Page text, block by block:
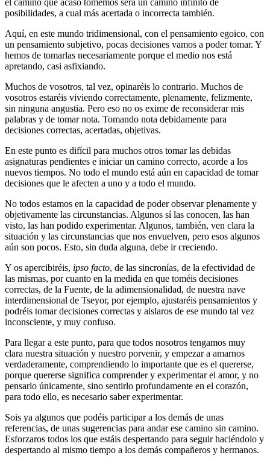
posibilidades, a cual más acertada o incorrecta también.
Aquí, en este mundo tridimensional, con el pensamiento egoico, con
un pensamiento subjetivo, pocas decisiones vamos a poder tomar. Y
hemos de tomarlas necesariamente porque el medio nos está
apretando, casi asfixiando.
Muchos de vosotros, tal vez, opinaréis lo contrario. Muchos de
vosotros estaréis viviendo correctamente, plenamente, felizmente,
sin ninguna angustia. Pero eso no os exime de reconsiderar mis
palabras y de tomar nota. Tomando nota debidamente para
decisiones correctas, acertadas, objetivas.
En este punto es difícil para muchos otros tomar las debidas
asignaturas pendientes e iniciar un camino correcto, acorde a los
nuevos tiempos. No todo el mundo está aún en capacidad de tomar
decisiones que le afecten a uno y a todo el mundo.
No todos estamos en la capacidad de poder observar plenamente y
objetivamente las circunstancias. Algunos sí las conocen, las han
visto, las han podido experimentar. Algunos, también, ven clara la
situación y las circunstancias que nos envuelven, pero esos algunos
aún son pocos. Esto, sin duda alguna, debe ir creciendo.
Y os apercibiréis, ipso facto, de las sincronías, de la efectividad de
las mismas, por cuanto en la medida en que toméis decisiones
correctas, de la Fuente, de la adimensionalidad, de nuestra nave
interdimensional de Tseyor, por ejemplo, ajustaréis pensamientos y
podréis tomar decisiones correctas y aislaros de ese mundo tal vez
inconsciente, y muy confuso.
Para llegar a este punto, para que todos nosotros tengamos muy
clara nuestra situación y nuestro porvenir, y empezar a amarnos
verdaderamente, comprendiendo lo importante que es el quererse,
porque quererse significa comprender y experimentar el amor, y no
pensarlo únicamente, sino sentirlo profundamente en el corazón,
para todo ello, es necesario saber experimentar.
Sois ya algunos que podéis participar a los demás de unas
referencias, de unas sugerencias para andar ese camino sin camino.
Esforzaros todos los que estáis despertando para seguir haciéndolo y
despertando al mismo tiempo a los demás compañeros y hermanos.